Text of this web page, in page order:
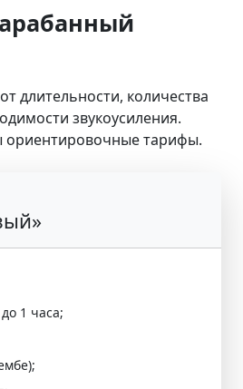
длительности, количества
звукоусиления.
ориентировочные тарифы.
1 часа;